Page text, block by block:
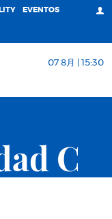
EVENTOS
07 8月 | 15:30
C